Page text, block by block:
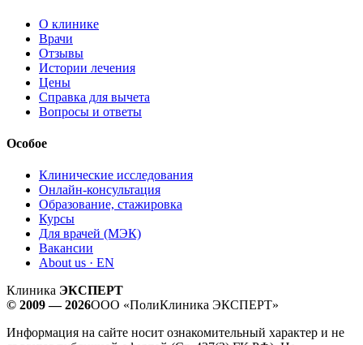
О клинике
Врачи
Отзывы
Истории лечения
Цены
Справка для вычета
Вопросы и ответы
Особое
Клинические исследования
Онлайн-консультация
Образование, стажировка
Курсы
Для врачей (МЭК)
Вакансии
About us · EN
Клиника ЭКСПЕРТ
© 2009 — 2026ООО «ПолиКлиника ЭКСПЕРТ»
Информация на сайте носит ознакомительный характер и не